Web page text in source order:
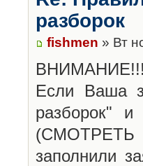
разборок
fishmen » Вт
ВНИМАНИЕ!!!
Если Ваша
разборок"
заполнили